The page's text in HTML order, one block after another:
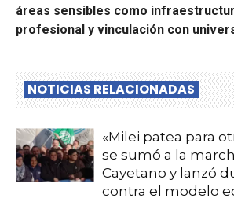
áreas sensibles como
profesional y vinculación con
NOTICIAS RELACIONADAS
«Milei patea para
se sumó a la
Cayetano y lanzó
contra el modelo